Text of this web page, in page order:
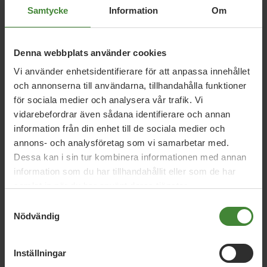
Samtycke Information Om
Denna webbplats använder cookies
Vi använder enhetsidentifierare för att anpassa innehållet
och annonserna till användarna, tillhandahålla funktioner
för sociala medier och analysera vår trafik. Vi
vidarebefordrar även sådana identifierare och annan
information från din enhet till de sociala medier och
annons- och analysföretag som vi samarbetar med.
Dessa kan i sin tur kombinera informationen med annan
information som du har tillhandahållit eller som de har
Nödvändig
Inställningar
skolmat
satsa på förebyggande arbete och insatser mot
mobbning, våld, droger, kriminalitet och ohälsa
skapa meningsfulla fritidsaktiviteter och trygga
mötesplatser
säkra att skolan är en trygg miljö med fler
närvarande vuxna
Äldreomsorgen ska präglas av respekt, kontinuitet och
individens behov där även social och fysisk aktivering